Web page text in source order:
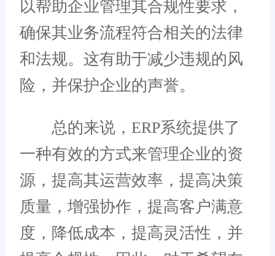
以帮助企业管理其合规性要求，
确保其业务流程符合相关的法律
和法规。这有助于减少违规的风
险，并保护企业的声誉。
总的来说，ERP系统提供了
一种有效的方式来管理企业的资
源，提高其运营效率，提高决策
质量，增强协作，提高客户满意
度，降低成本，提高灵活性，并